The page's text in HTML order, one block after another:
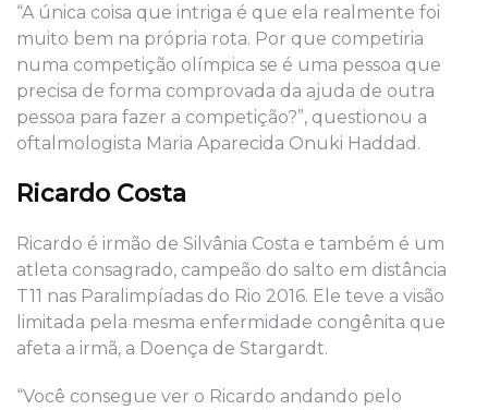
“A única coisa que intriga é que ela realmente foi
muito bem na própria rota. Por que competiria
numa competição olímpica se é uma pessoa que
precisa de forma comprovada da ajuda de outra
pessoa para fazer a competição?”, questionou a
oftalmologista Maria Aparecida Onuki Haddad.
Ricardo Costa
Ricardo é irmão de Silvânia Costa e também é um
atleta consagrado, campeão do salto em distância
T11 nas Paralimpíadas do Rio 2016. Ele teve a visão
limitada pela mesma enfermidade congênita que
afeta a irmã, a Doença de Stargardt.
“Você consegue ver o Ricardo andando pelo